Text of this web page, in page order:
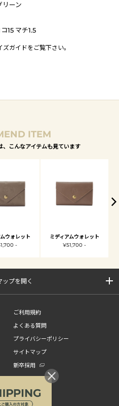
リーン
15 マチ1.5
ズガイドをご覧下さい。
ITEM
、こんなアイテムも見ています
ウォレット
-
ミディアムウォレット
¥51,700 -
ップを開く
ご利用規約
よくある質問
プライバシーポリシー
サイトマップ
新卒採用